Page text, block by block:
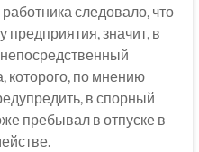
следовало, что
предприятия, значит, в
которого, по мнению
в спорный
пребывал в отпуске в